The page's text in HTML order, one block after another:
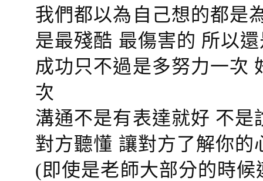
我們都以為自己想的都是
是最殘酷 最傷害的 所以
成功只不過是多努力一次
次
溝通不是有表達就好 不
對方聽懂 讓對方了解你
(即使是老師大部分的時候